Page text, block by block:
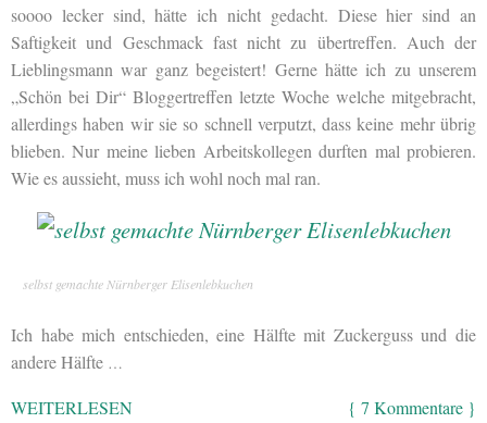
soooo lecker sind, hätte ich nicht gedacht. Diese hier sind an
Saftigkeit und Geschmack fast nicht zu übertreffen. Auch der
Lieblingsmann war ganz begeistert! Gerne hätte ich zu unserem
„Schön bei Dir“ Bloggertreffen letzte Woche welche mitgebracht,
allerdings haben wir sie so schnell verputzt, dass keine mehr übrig
blieben. Nur meine lieben Arbeitskollegen durften mal probieren.
Wie es aussieht, muss ich wohl noch mal ran.
selbst gemachte Nürnberger Elisenlebkuchen
Ich habe mich entschieden, eine Hälfte mit Zuckerguss und die
andere Hälfte …
WEITERLESEN { 7 Kommentare }